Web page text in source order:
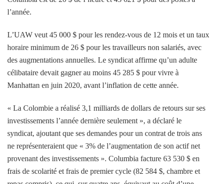
l’année.
L’UAW veut 45 000 $ pour les rendez-vous de 12 mois et un taux
horaire minimum de 26 $ pour les travailleurs non salariés, avec
des augmentations annuelles. Le syndicat affirme qu’un adulte
célibataire devait gagner au moins 45 285 $ pour vivre à
Manhattan en juin 2020, avant l’inflation de cette année.
« La Colombie a réalisé 3,1 milliards de dollars de retours sur ses
investissements l’année dernière seulement », a déclaré le
syndicat, ajoutant que ses demandes pour un contrat de trois ans
ne représenteraient que « 3% de l’augmentation de son actif net
provenant des investissements ». Columbia facture 63 530 $ en
frais de scolarité et frais de premier cycle (82 584 $, chambre et